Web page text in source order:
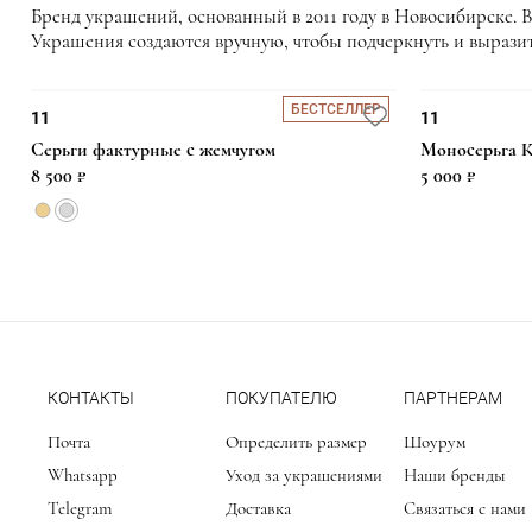
Бренд украшений, основанный в 2011 году в Новосибирске.
Украшения создаются вручную, чтобы подчеркнуть и
БЕСТСЕЛЛЕР
11
Серьги фактурные с жемчугом
8 500 ₽
11
Моносерьга
5 000 ₽
6 700 ₽
6 000 ₽
12 000 ₽
12 000 ₽
КОНТАКТЫ
Почта
Whatsapp
Telegram
ПОКУПАТЕЛЮ
Определить размер
Уход за украшениями
Доставка
ПАРТНЕРАМ
Шоурум
Наши бренды
Связаться с нами